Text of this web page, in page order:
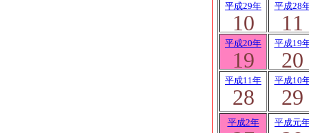
平成29年
10
平成28
11
平成20年
19
平成19
20
平成11年
28
平成10
29
平成2年 平成元